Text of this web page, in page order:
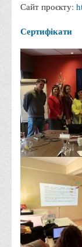
Життя
Рада
Асоціація
Анкета
Анкета
Первинна
Бізнес-школа
Юридична
Наші
Літературна
ВТЕІ
Сайт проєкту:
Сертифікати